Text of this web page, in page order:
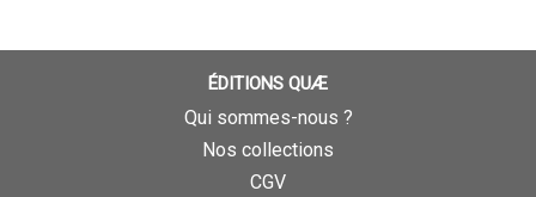
ÉDITIONS QUÆ
Qui sommes-nous ?
Nos collections
CGV